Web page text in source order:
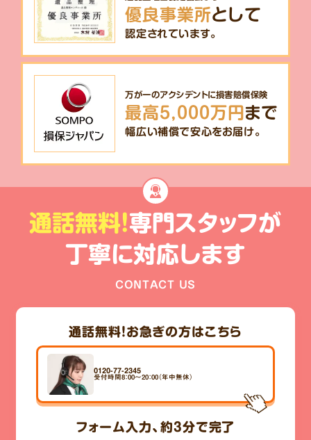
優良事業所として
認定されています。
万が一のアクシデントに損害賠償保険
最高5,000万円まで
幅広い補償で安心をお届け。
通話無料!専門スタッフが
丁寧に対応します
CONTACT US
通話無料！お急ぎの方はこちら
0120-77-2345
受付時間8：00～20：00（年中無休）
フォーム入力、 約3分で完了